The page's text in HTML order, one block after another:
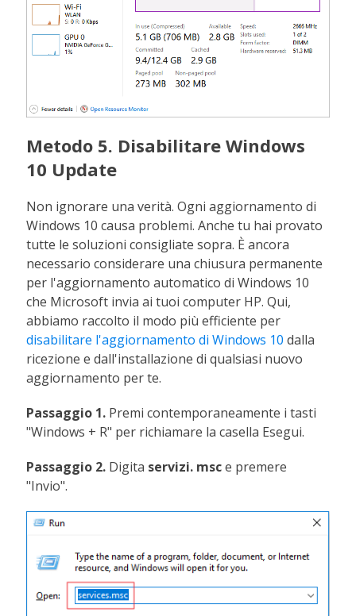
Metodo 5. Disabilitare Windows
10 Update
Non ignorare una verità. Ogni aggiornamento di
Windows 10 causa problemi. Anche tu hai provato
tutte le soluzioni consigliate sopra. È ancora
necessario considerare una chiusura permanente
per l'aggiornamento automatico di Windows 10
che Microsoft invia ai tuoi computer HP. Qui,
abbiamo raccolto il modo più efficiente per
disabilitare l'aggiornamento di Windows 10 dalla
ricezione e dall'installazione di qualsiasi nuovo
aggiornamento per te.
Passaggio 1. Premi contemporaneamente i tasti
"Windows + R" per richiamare la casella Esegui.
Passaggio 2. Digita servizi. msce premere
"Invio".